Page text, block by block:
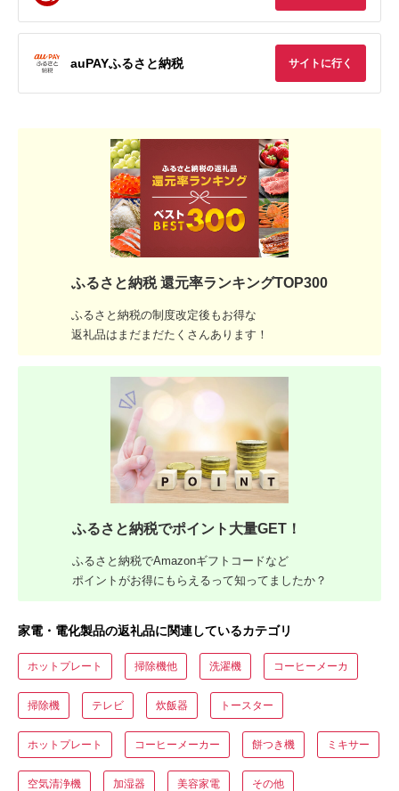
auPAYふるさと納税 サイトに行く
ふるさと納税 還元率ランキングTOP300
ふるさと納税の制度改定後もお得な
返礼品はまだまだたくさんあります！
ふるさと納税でポイント大量GET！
ふるさと納税でAmazonギフトコードなど
ポイントがお得にもらえるって知ってましたか？
家電・電化製品の返礼品に関連しているカテゴリ
ホットプレート 掃除機他 洗濯機 コーヒーメーカ
掃除機 テレビ 炊飯器 トースター
ホットプレート コーヒーメーカー 餅つき機 ミキサー
空気清浄機 加湿器 美容家電 その他